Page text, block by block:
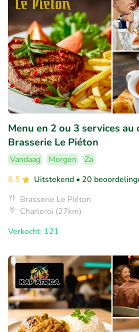
Menu en 2 ou 3 services au
Brasserie Le Piéton
Vandaag Morgen
Za
8.5
Uitstekend • 20
Brasserie Le Piéton
Charleroi (27km)
Verkocht: 121